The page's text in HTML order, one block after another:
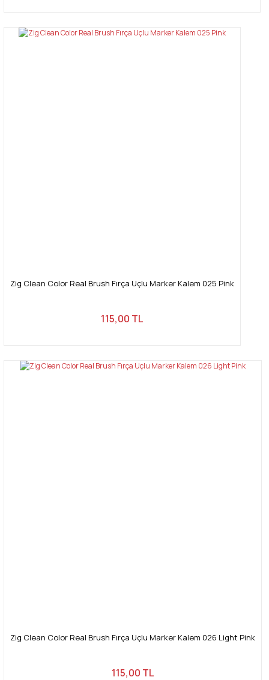
Zig Clean Color Real Brush Fırça Uçlu Marker Kalem 025 Pink
115,00 TL
Zig Clean Color Real Brush Fırça Uçlu Marker Kalem 026 Light Pink
115,00 TL